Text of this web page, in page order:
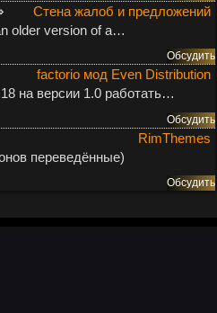
Стена жалоб и предложений
older version of a…
Обсудить
factorio мод Even Distribution
на версии 1.0 работать…
Обсудить
RimThemes
переведённые)
Обсудить